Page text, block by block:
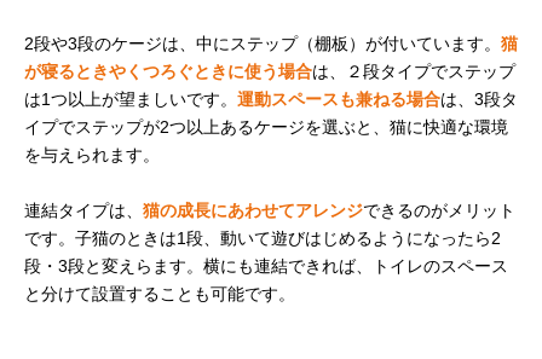
Amazonで見る
デザイナーズ猫ケ
ージ 3段
みやすいおしゃれ
なデザイン
さ185cm
Amazonで見る
タンスのゲン 丸型
キャットケージ 2
手入れが簡単でサ
ビないプラスチッ
幅77×奥行77×高
さ140cm
2段や3段のケージは、中にステップ（棚板）が付いています。 猫
が寝るときやくつろぐときに使う場合は、２段タイプでステップ
は1つ以上が望ましいです。 運動スペースも兼ねる場合は、3段タ
イプでステップが2つ以上あるケージを選ぶと、猫に快適な環境
を与えられます。
連結タイプは、 猫の成長にあわせてアレンジできるのがメリット
です。子猫のときは1段、動いて遊びはじめるようになったら2
段・3段と変えらます。横にも連結できれば、トイレのスペース
と分けて設置することも可能です。